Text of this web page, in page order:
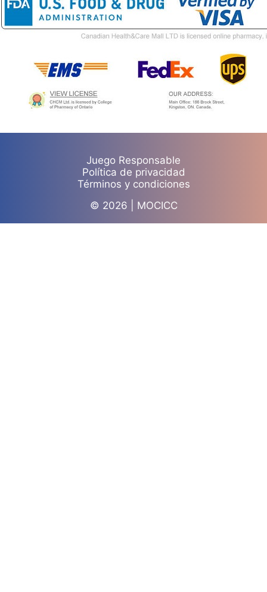
Juego Responsable
Política de privacidad
Términos y condiciones
© 2026 | MOCICC